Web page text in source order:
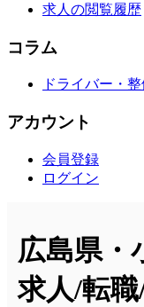
求人の閲覧履歴
コラム
ドライバー・
アカウント
会員登録
ログイン
広島県・
求人/転